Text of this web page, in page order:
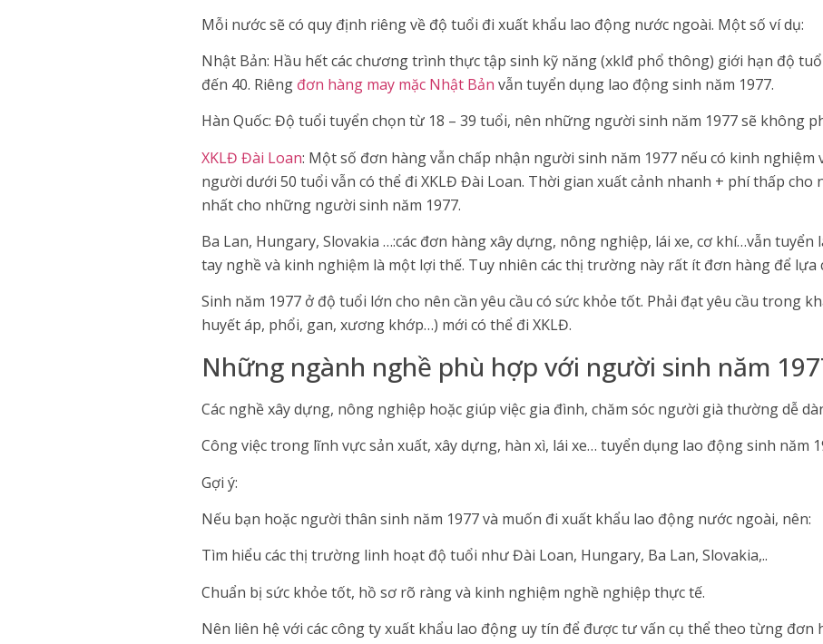
Mỗi nước sẽ có quy định riêng về độ tuổi đi xuất khẩu lao động nước ngoài. Một số ví dụ:
Nhật Bản: Hầu hết các chương trình thực tập sinh kỹ năng (xklđ phổ thông) giới hạn độ
đến 40. Riêng đơn hàng may mặc Nhật Bản vẫn tuyển dụng lao động sinh năm 1977.
Hàn Quốc: Độ tuổi tuyển chọn từ 18 – 39 tuổi, nên những người sinh năm 1977 sẽ không
XKLĐ Đài Loan: Một số đơn hàng vẫn chấp nhận người sinh năm 1977 nếu có kinh
người dưới 50 tuổi vẫn có thể đi XKLĐ Đài Loan. Thời gian xuất cảnh nhanh + phí thấp cho
nhất cho những người sinh năm 1977.
Ba Lan, Hungary, Slovakia …:các đơn hàng xây dựng, nông nghiệp, lái xe, cơ khí…vẫn tuyển
tay nghề và kinh nghiệm là một lợi thế. Tuy nhiên các thị trường này rất ít đơn hàng để lựa
Sinh năm 1977 ở độ tuổi lớn cho nên cần yêu cầu có sức khỏe tốt. Phải đạt yêu cầu trong
huyết áp, phổi, gan, xương khớp…) mới có thể đi XKLĐ.
Những ngành nghề phù hợp với người sinh năm
Các nghề xây dựng, nông nghiệp hoặc giúp việc gia đình, chăm sóc người già thường dễ
Công việc trong lĩnh vực sản xuất, xây dựng, hàn xì, lái xe… tuyển dụng lao động sinh năm
Gợi ý:
Nếu bạn hoặc người thân sinh năm 1977 và muốn đi xuất khẩu lao động nước ngoài, nên:
Tìm hiểu các thị trường linh hoạt độ tuổi như Đài Loan, Hungary, Ba Lan, Slovakia,..
Chuẩn bị sức khỏe tốt, hồ sơ rõ ràng và kinh nghiệm nghề nghiệp thực tế.
Nên liên hệ với các công ty xuất khẩu lao động uy tín để được tư vấn cụ thể theo từng đơn